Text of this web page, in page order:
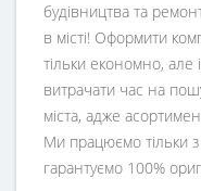
будівництва та
в місті! Оформити
тільки економно, але
витрачати час на
міста, адже
Ми працюємо тільки
гарантуємо 100%